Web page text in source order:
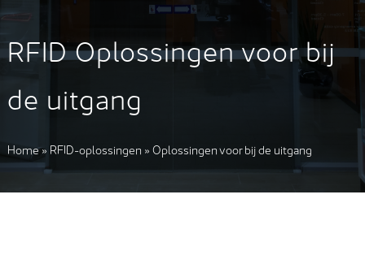
RFID Oplossingen voor bij
de uitgang
Home» RFID-oplossingen »Oplossingen voor bij de uitgang